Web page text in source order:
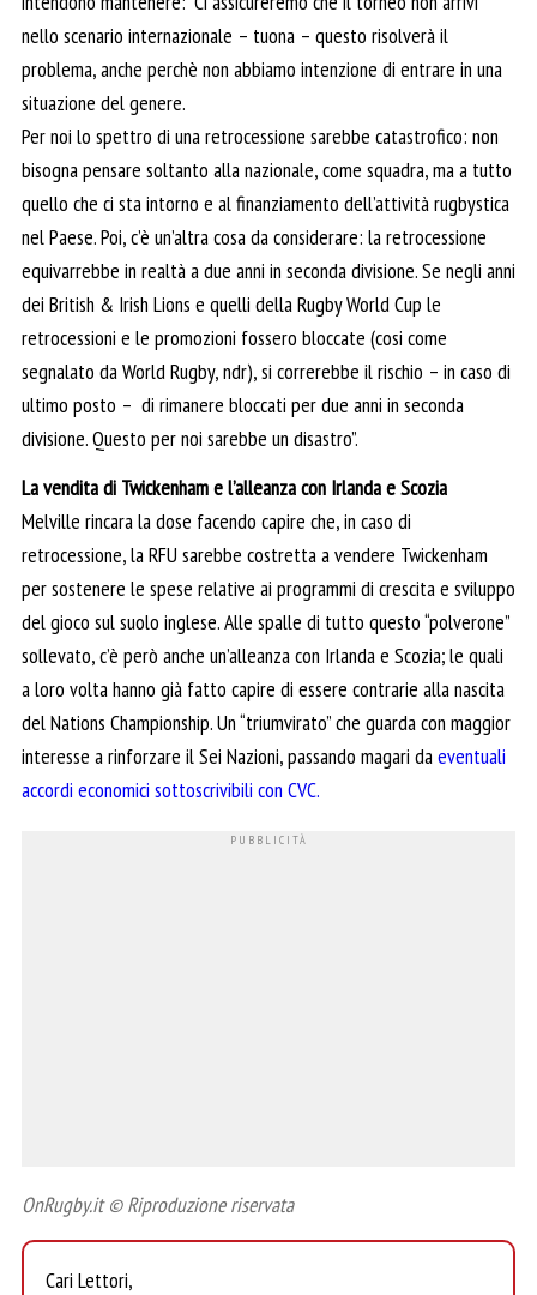
nello scenario internazionale – tuona – questo risolverà il
problema, anche perchè non abbiamo intenzione di entrare in una
situazione del genere.
Per noi lo spettro di una retrocessione sarebbe catastrofico: non
bisogna pensare soltanto alla nazionale, come squadra, ma a tutto
quello che ci sta intorno e al finanziamento dell’attività rugbystica
nel Paese. Poi, c’è un’altra cosa da considerare: la retrocessione
equivarrebbe in realtà a due anni in seconda divisione. Se negli anni
dei British & Irish Lions e quelli della Rugby World Cup le
retrocessioni e le promozioni fossero bloccate (cosi come
segnalato da World Rugby, ndr), si correrebbe il rischio – in caso di
ultimo posto – di rimanere bloccati per due anni in seconda
divisione. Questo per noi sarebbe un disastro”.
La vendita di Twickenham e l’alleanza con Irlanda e Scozia
Melville rincara la dose facendo capire che, in caso di
retrocessione, la RFU sarebbe costretta a vendere Twickenham
per sostenere le spese relative ai programmi di crescita e sviluppo
del gioco sul suolo inglese. Alle spalle di tutto questo “polverone”
sollevato, c’è però anche un’alleanza con Irlanda e Scozia; le quali
a loro volta hanno già fatto capire di essere contrarie alla nascita
del Nations Championship. Un “triumvirato” che guarda con maggior
interesse a rinforzare il Sei Nazioni, passando magari daeventuali
accordi economici sottoscrivibili con CVC.
OnRugby.it © Riproduzione riservata
Cari Lettori,